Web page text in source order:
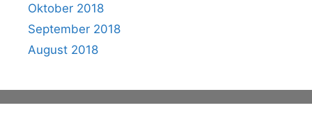
Oktober 2018
September 2018
August 2018